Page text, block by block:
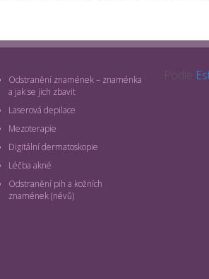
Odstranění znamének – znaménka
a jak se jich zbavit
Laserová depilace
Mezoterapie
Digitální dermatoskopie
Léčba akné
Odstranění pih a kožních
znamének (névů)
Podle